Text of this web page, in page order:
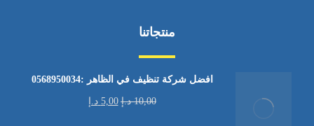
منتجاتنا
افضل شركة تنظيف في الظاهر :0568950034
10,00 د.إ 5,00 د.إ